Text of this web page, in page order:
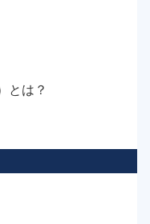
とは？